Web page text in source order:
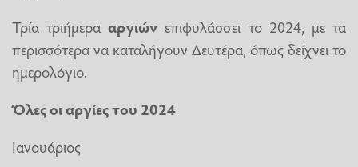
Τρία τριήμερααργιών επιφυλάσσει το 2024, με τα
περισσότερα να καταλήγουν Δευτέρα, όπως δείχνει το
ημερολόγιο.
Όλες οι αργίες του 2024
Ιανουάριος